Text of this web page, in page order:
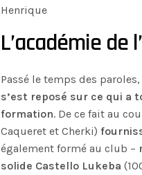
Henrique
L’académie de
Passé le temps des
s’est reposé sur ce qui a
formation. De ce fait au
Caqueret et Cherki)
également formé au club –
solide Castello Lukeba